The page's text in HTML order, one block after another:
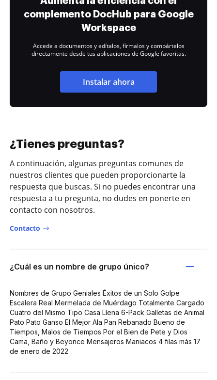
complemento DocHub para Google
Workspace
Accede a documentos y edítalos, fírmalos y compártelos
directamente desde tus aplicaciones de Google favoritas.
Instalar ahora
¿Tienes preguntas?
A continuación, algunas preguntas comunes de
nuestros clientes que pueden proporcionarte la
respuesta que buscas. Si no puedes encontrar una
respuesta a tu pregunta, no dudes en ponerte en
contacto con nosotros.
Contacto
¿Cuál es un nombre de grupo único?
Nombres de Grupo Geniales Éxitos de un Solo Golpe
Escalera Real Mermelada de Muérdago Totalmente Cargado
Cuatro del Mismo Tipo Casa Llena 6-Pack Galletas de Animal
Pato Pato Ganso El Mejor Ala Pan Rebanado Bueno de
Tiempos, Malos de Tiempos Por el Bien de Pete y Dios
Cama, Baño y Beyonce Mensajeros Maniacos 4 filas más 17
de enero de 2022